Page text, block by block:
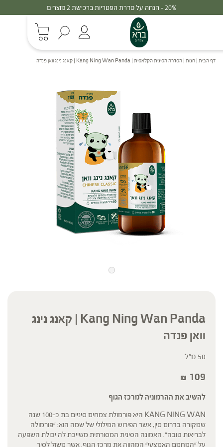
30% - הנחה על סדרת הפטריות ברכישת 3 מוצרים
דף הבית | חנות | הסדרה הסינית הקלאסית | Kang Ning Wan Panda | קאנג נינג וואן פנדה
Kang Ning Wan Panda | קאנג נינג
וואן פנדה
50 מ"ל
₪ 109
להשיב את ההרמוניה למרכז הגוף
KANG NING WAN היא פורמולת צמחים סיניים בת כ-100 שנה
שמקורה בדרום סין, אשר הפירוש המילולי של שמה הוא: “פורמולה
לבריאות טובה”. האמונה הסינית המסורתית משייכת לה יכולת השפעה
על “המחמם האמצעי” המהווה את מרכז הגוף, אשר משול לסיר